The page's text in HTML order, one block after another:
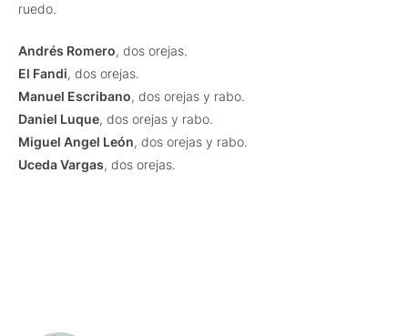
ruedo.
Andrés Romero, dos orejas.
El Fandi, dos orejas.
Manuel Escribano, dos orejas y rabo.
Daniel Luque, dos orejas y rabo.
Miguel Angel León, dos orejas y rabo.
Uceda Vargas, dos orejas.